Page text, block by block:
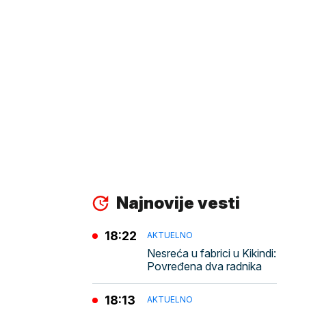
Najnovije vesti
AKTUELNO
Nesreća u fabrici u Kikindi:
Povređena dva radnika
18:22
AKTUELNO
18:13